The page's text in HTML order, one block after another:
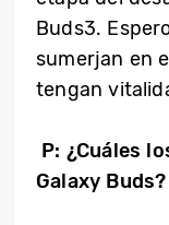
Buds3.
sumerjan en
tengan
P: ¿Cuáles
Galaxy Buds?